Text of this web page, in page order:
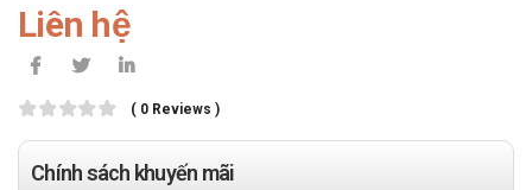
Liên hệ
( 0 Reviews )
Chính sách khuyến mãi